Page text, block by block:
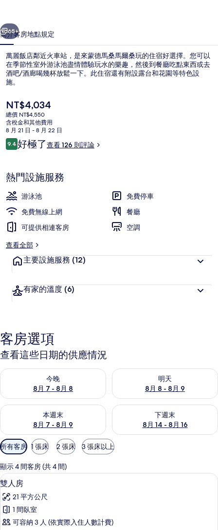
集
個 下一個
65+
簡介客房地點規定
萬麗飯店鄰近火車站，是來蒙德馬桑馬爾桑玩的住宿好選擇。您可以
在季節性室外游泳池盡情體驗玩水的樂趣，然後到餐廳吃點東西或去
酒吧/酒廊喝幾杯放鬆一下。此住宿還有附設露台和花園等特色設
施。
目
前
的
價
格
是
NT$4,034
總價 NT$4,550
含稅金和其他費用
8 月 21 日 - 8 月 22 日
評
論
9.49.4 分，滿分 10 分，
好極了查看 126 則評論
熱門設施服務
游泳池
免費停車
免費無線上網
餐廳
可提供相連客房
空調
查看全部
主要設施服務 (12)
有家的溫度 (6)
客房選項
查看這些日期的供應情況
今晚
8月 7 - 8月 8
查看今晚 (8月 7 - 8月 8) 的供應情況
明天
8月 8 - 8月 9
查看明天 (8月 8 - 8月 9) 的供
本週末
8月 7 - 8月 9
查看本週末 (8月 7 - 8月 9) 的供應情況
下週末
8月 14 - 8月 16
查看下週末 (8月 14 - 8月 16)
可
用
的
客
房
篩
選
條
所有客房 1 張床 2 張床 3 張床以上
顯示 4 間客房 (共 4 間)
顯
示
雙
人
雙人房 | 遮光布/窗簾、熨斗/熨衣板、
11
雙人房
21 平方公尺
1 間臥室
可容納 3 人 (依實際入住人數計費)